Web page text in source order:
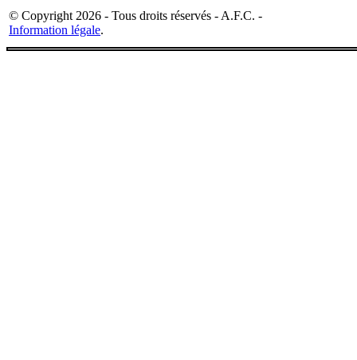
© Copyright 2026 - Tous droits réservés - A.F.C. -
Information légale.